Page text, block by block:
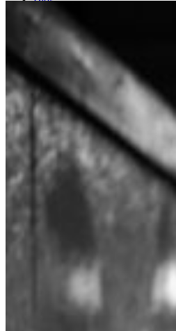
Contacto